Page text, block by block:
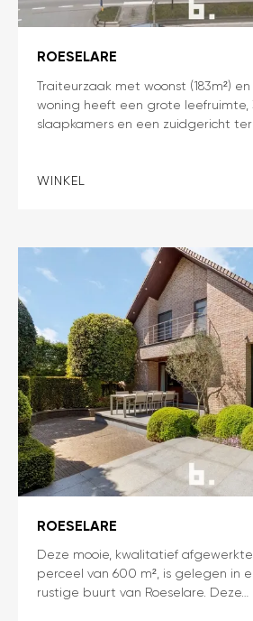
Handelshuis
met
grote
en
ROESELARE
Traiteurzaak met woonst (183m²)
woning heeft een grote leefruimte,
slaapkamers en een zuidgericht
WINKEL
Ruime,
instapklare
villa
ROESELARE
Deze mooie, kwalitatief
perceel van 600 m², is gelegen in
rustige buurt van Roeselare. Deze…